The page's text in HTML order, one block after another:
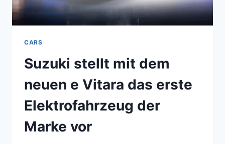
CARS
Suzuki stellt mit dem
neuen e Vitara das erste
Elektrofahrzeug der
Marke vor